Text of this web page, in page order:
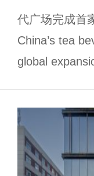
代广场完成首
China’s tea
global